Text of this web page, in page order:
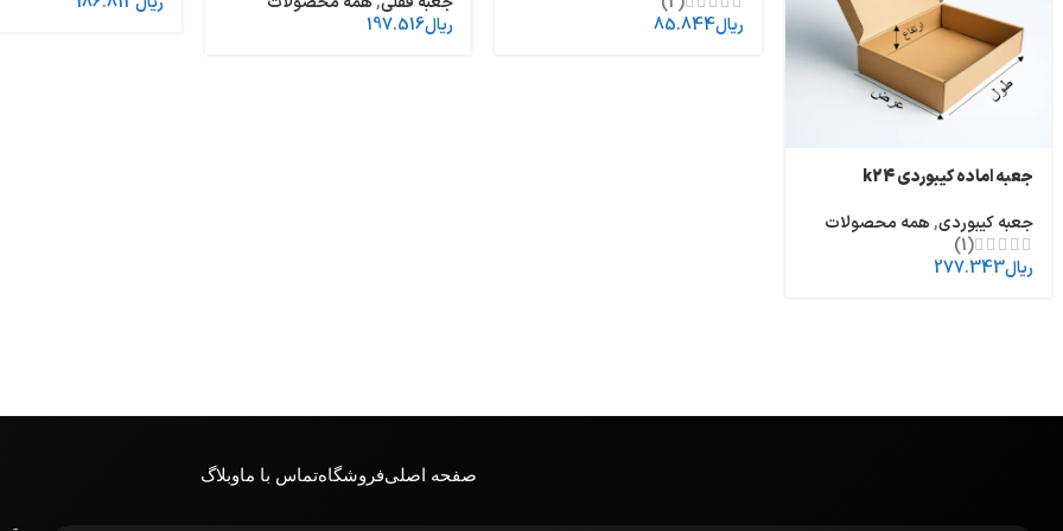
جعبه اماده کیبوردی k24
جعبه کیبوردی,همه محصولات
(1)
ریال277.343
ریال85.844
ریال197.516
صفحه اصلیفروشگاهتماس با ماوبلاگ